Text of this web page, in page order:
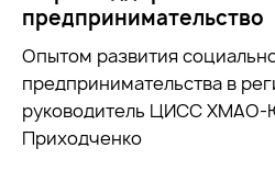
предпринимательство
Опытом развития
предпринимательства в
руководитель ЦИСС
Приходченко